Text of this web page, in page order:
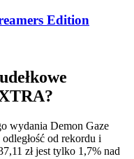
Edition
wydania Demon Gaze
od rekordu i
zł jest tylko 1,7% nad